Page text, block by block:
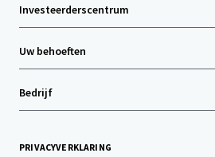
Investeerderscentrum
Uw behoeften
Bedrijf
PRIVACYVERKLARING